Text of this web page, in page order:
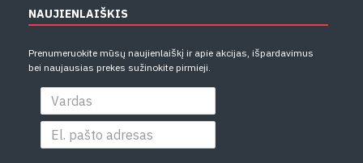
NAUJIENLAIŠKIS
Prenumeruokite mūsų naujienlaiškį ir apie akcijas, išpardavimus
bei naujausias prekes sužinokite pirmieji.